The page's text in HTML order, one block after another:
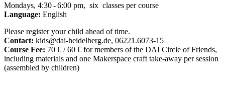
Mondays, 4:30 - 6:00 pm, six classes per course
Language: English
Please register your child ahead of time.
Contact: kids@dai-heidelberg.de, 06221.6073-15
Course Fee: 70 € / 60 € for members of the DAI Circle of Friends,
including materials and one Makerspace craft take-away per session
(assembled by children)